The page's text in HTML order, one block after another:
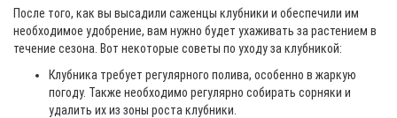
После того, как вы высадили саженцы клубники и обеспечили им
необходимое удобрение, вам нужно будет ухаживать за растением в
течение сезона. Вот некоторые советы по уходу за клубникой:
Клубника требует регулярного полива, особенно в жаркую
погоду. Также необходимо регулярно собирать сорняки и
удалить их из зоны роста клубники.